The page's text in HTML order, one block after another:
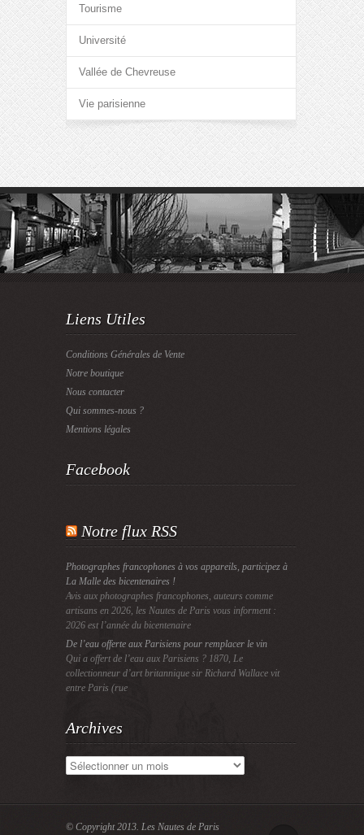
Tourisme
Université
Vallée de Chevreuse
Vie parisienne
Liens Utiles
Conditions Générales de Vente
Notre boutique
Nous contacter
Qui sommes-nous ?
Mentions légales
Facebook
Notre flux RSS
Photographes francophones à vos appareils, participez à
La Malle des bicentenaires !
Avis aux photographes francophones, auteurs comme
artisans en 2026, les Nautes de Paris vous informent :
2026 est l’année du bicentenaire
De l’eau offerte aux Parisiens pour remplacer le vin
Qui a offert de l’eau aux Parisiens ? 1870, Le
collectionneur d’art britannique sir Richard Wallace vit
entre Paris (rue
Archives
Archives
© Copyright 2013. Les Nautes de Paris